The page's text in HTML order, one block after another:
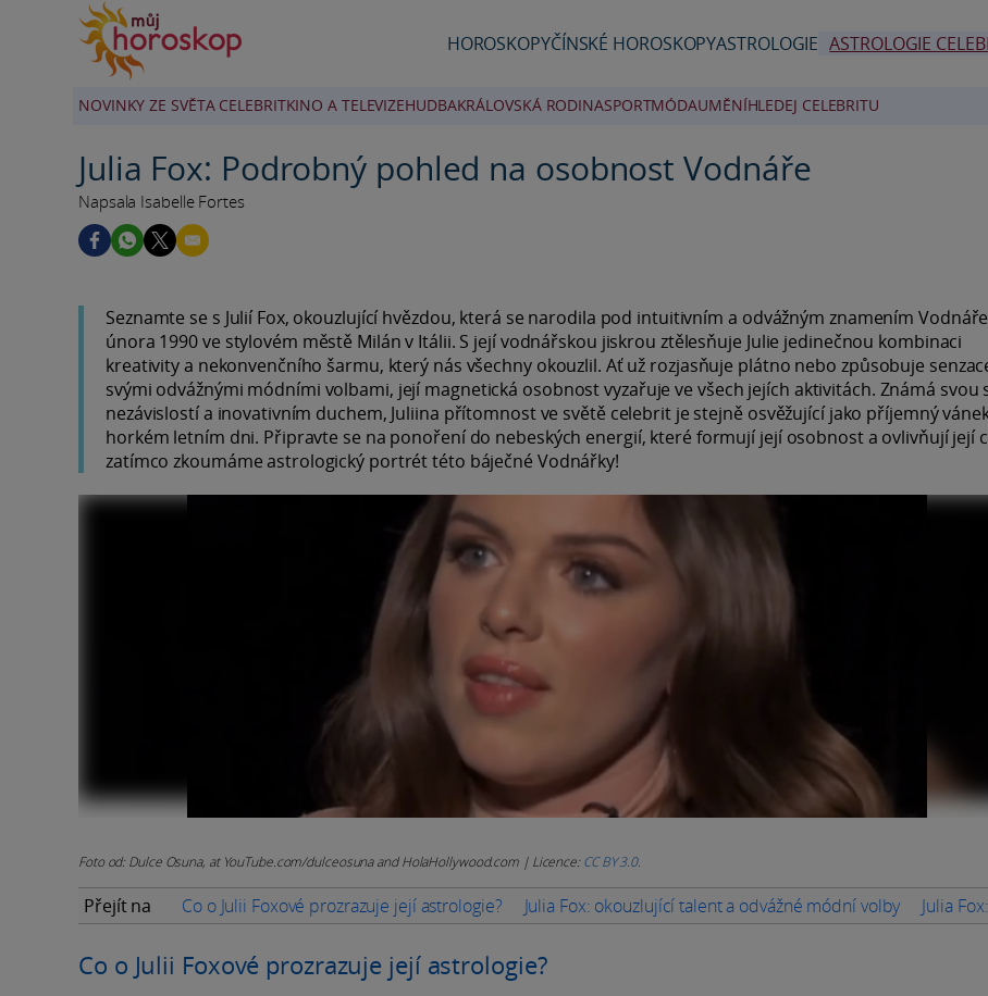
HOROSKOPYČÍNSKÉ HOROSKOPYASTROLOGIE ASTROLOGIE
NOVINKY ZE SVĚTA CELEBRITKINO A TELEVIZEHUDBAKRÁLOVSKÁ RODINASPORTMÓDAUMĚNÍHLEDEJ CELEBRITU
Julia Fox: Podrobný pohled na osobnost Vodnáře
Napsala Isabelle Fortes
Seznamte se s Julií Fox, okouzlující hvězdou, která se narodila pod intuitivním a odvážným znamením
února 1990 ve stylovém městě Milán v Itálii. S její vodnářskou jiskrou ztělesňuje Julie jedinečnou kombinaci
kreativity a nekonvenčního šarmu, který nás všechny okouzlil. Ať už rozjasňuje plátno nebo způsobuje
svými odvážnými módními volbami, její magnetická osobnost vyzařuje ve všech jejích aktivitách. Známá svou
nezávislostí a inovativním duchem, Juliina přítomnost ve světě celebrit je stejně osvěžující jako příjemný
horkém letním dni. Připravte se na ponoření do nebeských energií, které formují její osobnost a ovlivňují její
zatímco zkoumáme astrologický portrét této báječné Vodnářky!
Foto od: Dulce Osuna, at YouTube.com/dulceosuna and HolaHollywood.com | Licence:CC BY 3.0.
Přejít na Co o Julii Foxové prozrazuje její astrologie? Julia Fox: okouzlující talent a odvážné módní volby Julia
Co o Julii Foxové prozrazuje její astrologie?